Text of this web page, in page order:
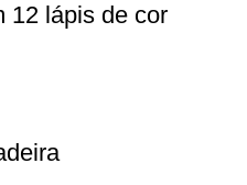
12 lápis de cor